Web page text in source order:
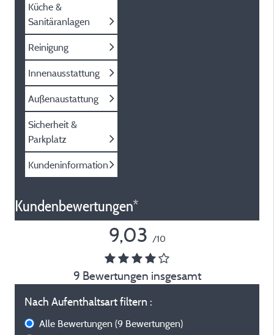
Küche &
Sanitäranlagen
Reinigung
Innenausstattung
Außenaustattung
Sicherheit &
Parkplatz
Kundeninformation
Kundenbewertungen*
9,03 /10
9 Bewertungen insgesamt
Nach Aufenthaltsart filtern :
Alle Bewertungen (9 Bewertungen)